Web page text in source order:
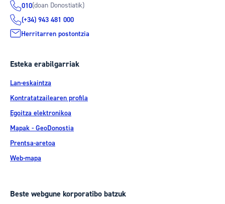
010(doan Donostiatik)
(+34) 943 481 000
Herritarren postontzia
Esteka erabilgarriak
Lan-eskaintza
Kontratatzailearen profila
Egoitza elektronikoa
Mapak - GeoDonostia
Prentsa-aretoa
Web-mapa
Beste webgune korporatibo batzuk